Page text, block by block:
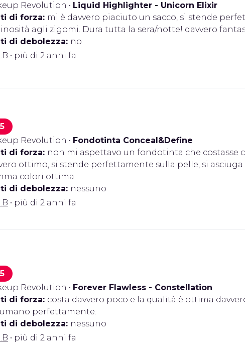
Revolution • Liquid Highlighter - Unicorn Elixir
di forza: mi è davvero piaciuto un sacco, si stende
agli zigomi. Dura tutta la sera/notte! davvero
di debolezza: no
• più di 2 anni fa
5
Revolution • Fondotinta Conceal&Define
di forza: non mi aspettavo un fondotinta che costasse
ottimo, si stende perfettamente sulla pelle, si
colori ottima
di debolezza: nessuno
• più di 2 anni fa
5
Revolution • Forever Flawless - Constellation
di forza: costa davvero poco e la qualità è ottima
perfettamente.
di debolezza: nessuno
• più di 2 anni fa